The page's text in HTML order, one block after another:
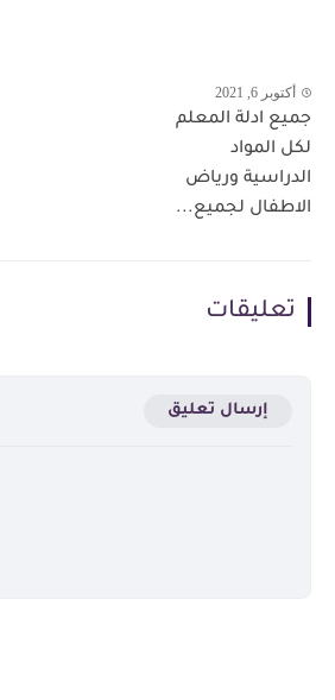
أكتوبر 6, 2021
جميع ادلة المعلم
لكل المواد
الدراسية ورياض
الاطفال لجميع...
تعليقات
إرسال تعليق